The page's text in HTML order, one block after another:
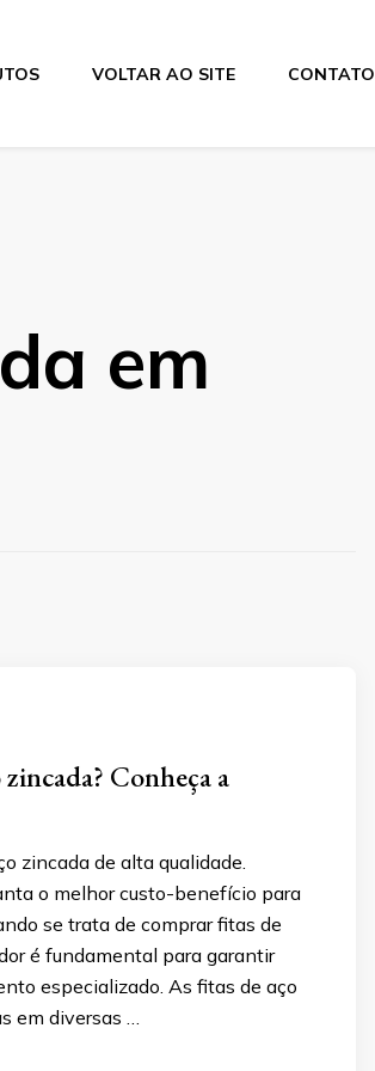
VOLTAR AO SITE CONTATO
em
Conheça a
zincada de alta qualidade.
o melhor custo-benefício para
se trata de comprar fitas de
é fundamental para garantir
especializado. As fitas de aço
em diversas …